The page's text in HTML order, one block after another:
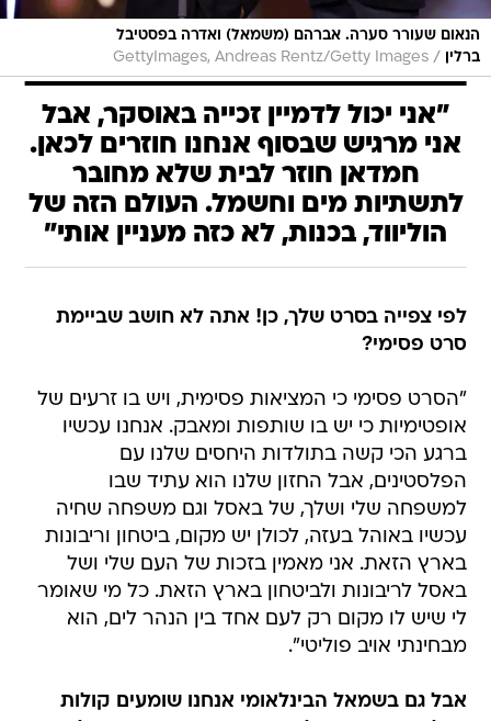
הנאום שעורר סערה. אברהם (משמאל) ואדרה בפסטיבל
ברלין
/
GettyImages, Andreas Rentz/Getty Images
"אני יכול לדמיין זכייה באוסקר, אבל
אני מרגיש שבסוף אנחנו חוזרים לכאן.
חמדאן חוזר לבית שלא מחובר
לתשתיות מים וחשמל. העולם הזה של
הוליווד, בכנות, לא כזה מעניין אותי"
לפי צפייה בסרט שלך, כן! אתה לא חושב שביימת
סרט פסימי?
"הסרט פסימי כי המציאות פסימית, ויש בו זרעים של
אופטימיות כי יש בו שותפות ומאבק. אנחנו עכשיו
ברגע הכי קשה בתולדות היחסים שלנו עם
הפלסטינים, אבל החזון שלנו הוא עתיד שבו
למשפחה שלי ושלך, של באסל וגם משפחה שחיה
עכשיו באוהל בעזה, לכולן יש מקום, ביטחון וריבונות
בארץ הזאת. אני מאמין בזכות של העם שלי ושל
באסל לריבונות ולביטחון בארץ הזאת. כל מי שאומר
לי שיש לו מקום רק לעם אחד בין הנהר לים, הוא
מבחינתי אויב פוליטי".
אבל גם בשמאל הבינלאומי אנחנו שומעים קולות